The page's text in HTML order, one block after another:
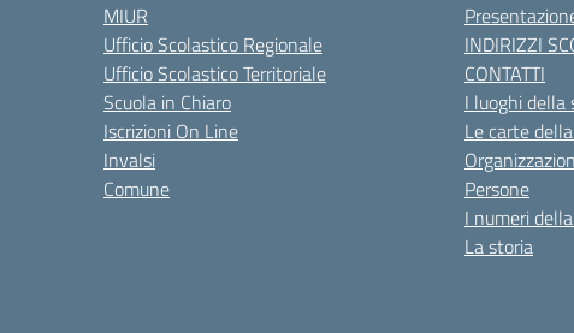
MIUR
Ufficio Scolastico Regionale
Ufficio Scolastico Territoriale
Scuola in Chiaro
Iscrizioni On Line
Invalsi
Comune
INDIRIZZI
CONTATTI
I luoghi della
Le carte
Persone
I numeri
La storia